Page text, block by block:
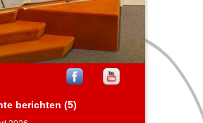
berichten (5)